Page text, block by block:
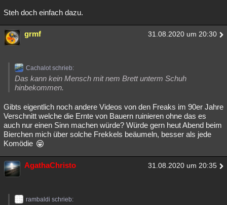
Steh doch einfach dazu.
grmf 31.08.2020 um 20:30
Cachalot schrieb:
Das kann kein Mensch mit nem Brett unterm Schuh
hinbekommen.
Gibts eigentlich noch andere Videos von den Freaks im 90er Jahre
Verschnitt welche die Ernte von Bauern ruinieren ohne das es
auch nur einen Sinn machen würde? Würde gern heut Abend beim
Bierchen mich über solche Frekkels beäumeln, besser als jede
Komödie
AgathaChristo 31.08.2020 um 20:35
rambaldi schrieb: